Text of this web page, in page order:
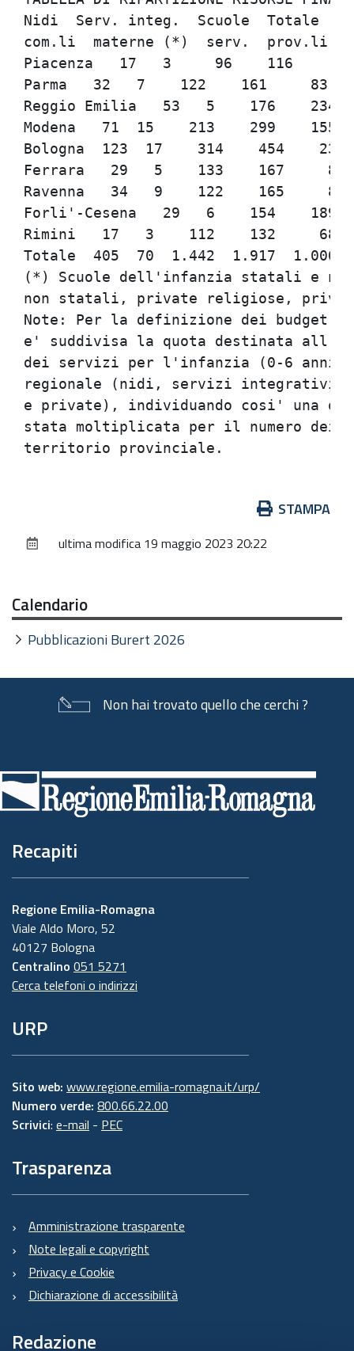
documento
STAMPA
ultima modifica 19 maggio 2023 20:22
Calendario
Pubblicazioni Burert 2026
Non hai trovato quello che cerchi ?
di
pagina
Recapiti
Regione Emilia-Romagna
Viale Aldo Moro, 52
40127 Bologna
Centralino 051 5271
Cerca telefoni o indirizzi
URP
Sito web: www.regione.emilia-romagna.it/urp/
Numero verde: 800.66.22.00
Scrivici: e-mail - PEC
Trasparenza
Amministrazione trasparente
Note legali e copyright
Privacy e Cookie
Dichiarazione di accessibilità
Redazione